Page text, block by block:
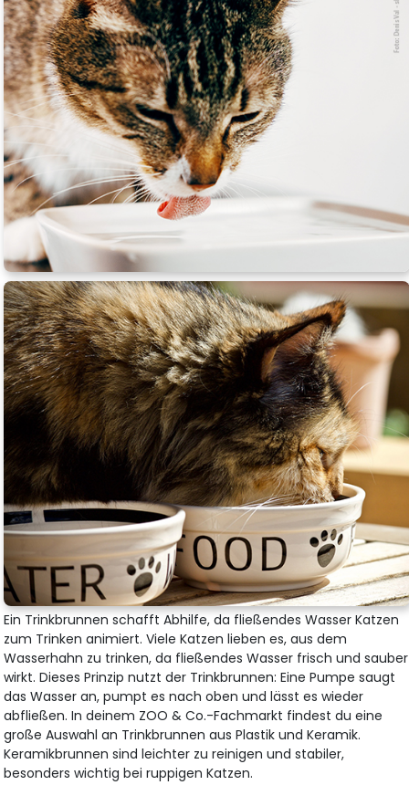
Ein Trinkbrunnen schafft Abhilfe, da fließendes Wasser Katzen
zum Trinken animiert. Viele Katzen lieben es, aus dem
Wasserhahn zu trinken, da fließendes Wasser frisch und sauber
wirkt. Dieses Prinzip nutzt der Trinkbrunnen: Eine Pumpe saugt
das Wasser an, pumpt es nach oben und lässt es wieder
abfließen. In deinem ZOO & Co.-Fachmarkt findest du eine
große Auswahl an Trinkbrunnen aus Plastik und Keramik.
Keramikbrunnen sind leichter zu reinigen und stabiler,
besonders wichtig bei ruppigen Katzen.